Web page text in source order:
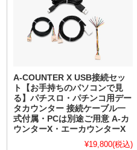
A-COUNTER X USB接続セッ
ト【お手持ちのパソコンで見
る】パチスロ・パチンコ用デー
タカウンター 接続ケーブル一
式付属・PCは別途ご用意 A-カ
ウンターX・エーカウンターX
¥19,800(税込)